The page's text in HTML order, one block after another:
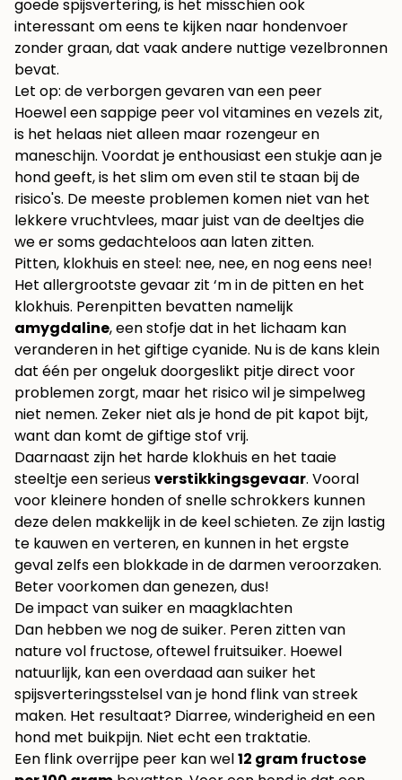
goede spijsvertering, is het misschien ook
interessant om eens te kijken naar hondenvoer
zonder graan, dat vaak andere nuttige vezelbronnen
bevat.
Let op: de verborgen gevaren van een peer
Hoewel een sappige peer vol vitamines en vezels zit,
is het helaas niet alleen maar rozengeur en
maneschijn. Voordat je enthousiast een stukje aan je
hond geeft, is het slim om even stil te staan bij de
risico's. De meeste problemen komen niet van het
lekkere vruchtvlees, maar juist van de deeltjes die
we er soms gedachteloos aan laten zitten.
Pitten, klokhuis en steel: nee, nee, en nog eens nee!
Het allergrootste gevaar zit ‘m in de pitten en het
klokhuis. Perenpitten bevatten namelijk
amygdaline, een stofje dat in het lichaam kan
veranderen in het giftige cyanide. Nu is de kans klein
dat één per ongeluk doorgeslikt pitje direct voor
problemen zorgt, maar het risico wil je simpelweg
niet nemen. Zeker niet als je hond de pit kapot bijt,
want dan komt de giftige stof vrij.
Daarnaast zijn het harde klokhuis en het taaie
steeltje een serieusverstikkingsgevaar. Vooral
voor kleinere honden of snelle schrokkers kunnen
deze delen makkelijk in de keel schieten. Ze zijn lastig
te kauwen en verteren, en kunnen in het ergste
geval zelfs een blokkade in de darmen veroorzaken.
Beter voorkomen dan genezen, dus!
De impact van suiker en maagklachten
Dan hebben we nog de suiker. Peren zitten van
nature vol fructose, oftewel fruitsuiker. Hoewel
natuurlijk, kan een overdaad aan suiker het
spijsverteringsstelsel van je hond flink van streek
maken. Het resultaat? Diarree, winderigheid en een
hond met buikpijn. Niet echt een traktatie.
Een flink overrijpe peer kan wel12 gram fructose